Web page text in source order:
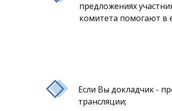
предложениях
комитета помогают в
Если Вы докладчик -
трансляции;